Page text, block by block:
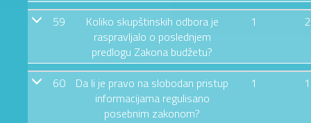
59
Koliko skupštinskih odbora je
raspravljalo o poslednjem
predlogu Zakona budžetu?
1 2
60
Da li je pravo na slobodan pristup
informacijama regulisano
posebnim zakonom?
1 1